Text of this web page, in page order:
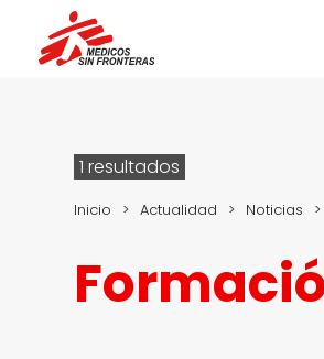
1 resultados
Inicio > Actualidad > Noticias >